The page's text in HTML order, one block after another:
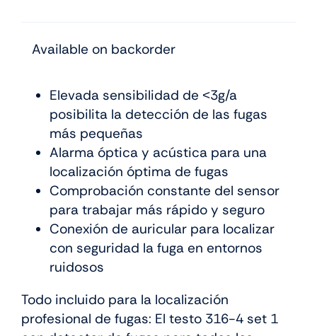
Available on backorder
Elevada sensibilidad de ˂3g/a
posibilita la detección de las fugas
más pequeñas
Alarma óptica y acústica para una
localización óptima de fugas
Comprobación constante del sensor
para trabajar más rápido y seguro
Conexión de auricular para localizar
con seguridad la fuga en entornos
ruidosos
Todo incluido para la localización
profesional de fugas: El testo 316-4 set 1